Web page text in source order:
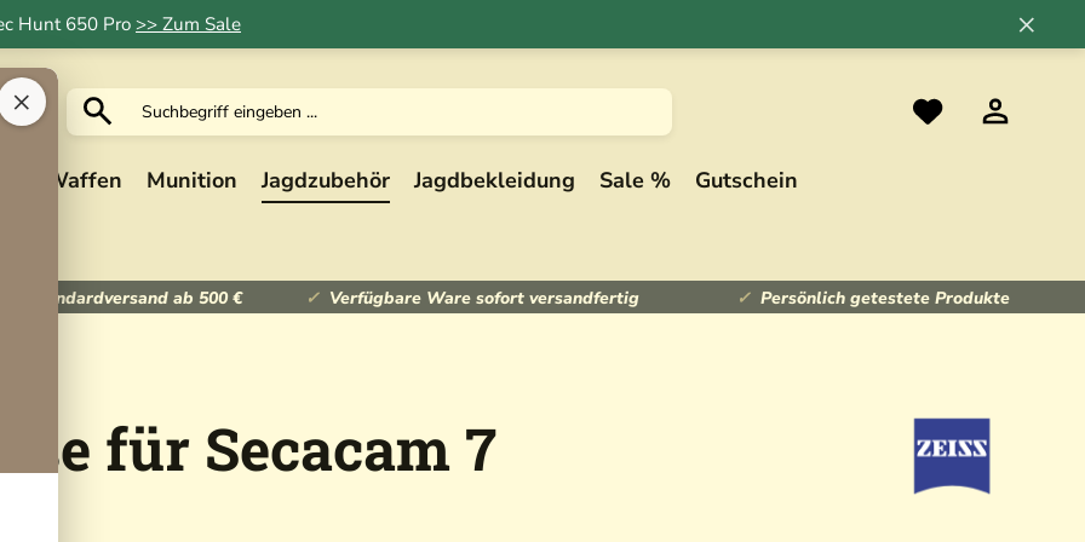
Hunt 650 Pro >> Zum Sale
×
×
Waffen Munition Jagdzubehör Jagdbekleidung Sale % Gutschein
Standardversand ab 500 € Verfügbare Ware sofort versandfertig Persönlich getestete Produkte
für Secacam 7